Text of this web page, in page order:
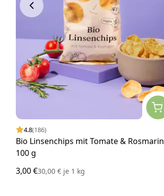
4.8(186)
Bio Linsenchips mit Tomate & Rosmarin
100 g
3,00 €30,00 € je 1 kg